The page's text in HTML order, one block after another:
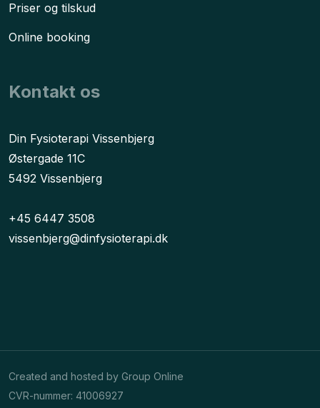
Priser og tilskud
Online booking
Kontakt os
​Din Fysioterapi Vissenbjerg
Østergade 11C
5492 Vissenbjerg
+45 6447 3508
vissenbjerg@dinfysioterapi.dk
Created and hosted by Group Online
CVR-nummer: 41006927